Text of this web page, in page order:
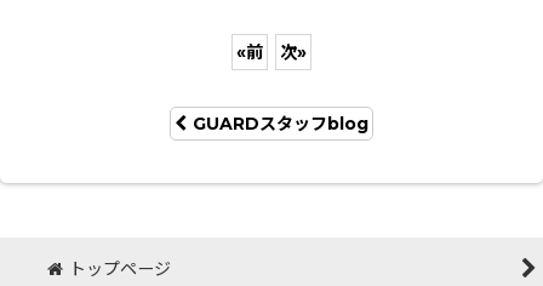
«前 次»
GUARDスタッフblog
トップページ